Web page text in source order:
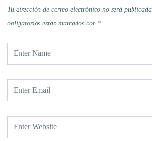
Tu dirección de correo electrónico no será publicada.
obligatorios están marcados con *